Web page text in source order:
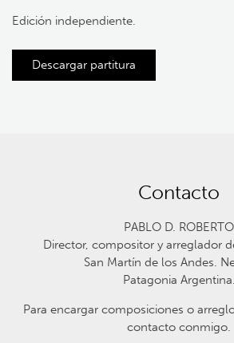
Edición independiente.
Descargar partitura
Contacto
PABLO D. ROBERTO
Director, compositor y arreglador
San Martín de los Andes.
Patagonia Argentina.
Para encargar composiciones o
contacto conmigo.